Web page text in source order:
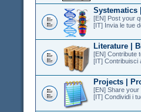
Systematics
[EN] Post your
[IT] Invia le tue
Literature |
[EN] Contribute
[IT] Contribuisci
Projects |
[EN] Share
[IT] Condividi i